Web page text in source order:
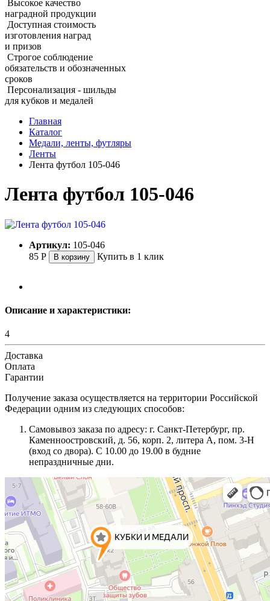
Высокое качество
наградной продукции
Доступная стоимость
изготовления наград
и призов
Строгое соблюдение
обязательств и обозначенных
сроков
Персонализация - шильды
для кубков и медалей
Главная
Каталог
Медали, ленты, футляры
Ленты
Лента футбол 105-046
Лента футбол 105-046
Артикул: 105-046
85 Р В корзину Купить в 1 клик
Описание и характеристики:
4
Доставка
Оплата
Гарантии
Получение заказа осуществляется на территории Российской
Федерации одним из следующих способов:
Самовывоз заказа по адресу: г. Санкт-Петербург, пр.
Каменноостровский, д. 56, корп. 2, литера А, пом. 3-Н
(вход со двора). С 10.00 до 19.00 в будние
непраздничные дни.